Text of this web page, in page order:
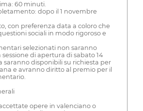
60 minuti.
dopo il 1 novembre
con preferenza data a coloro che
sociali in modo rigoroso e
selezionati non saranno
di apertura di sabato 14
saranno disponibili su richiesta per
e avranno diritto al premio per il
opere in valenciano o